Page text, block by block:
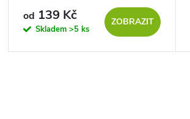
od 139 Kč
Skladem >5 ks
ZOBRAZIT